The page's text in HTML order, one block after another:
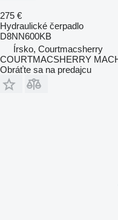
275 €
Hydraulické čerpadlo
D8NN600KB
Írsko, Courtmacsherry
COURTMACSHERRY
Obráťte sa na predajcu